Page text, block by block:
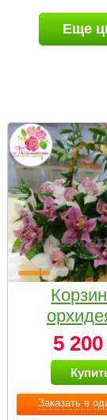
Еще
Заказать в
малая
5 200